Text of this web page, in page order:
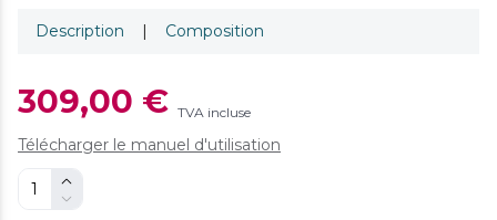
Description | Composition
309,00 € TVA incluse
Télécharger le manuel d'utilisation